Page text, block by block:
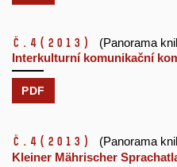
č.4 (2013)
(Panorama
Interkulturní komunikační
PDF
č.4 (2013)
(Panorama
Kleiner Mährischer